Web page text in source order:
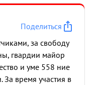
Поделиться
за свободу
гвардии майор
и уме 558 ние
время участия в